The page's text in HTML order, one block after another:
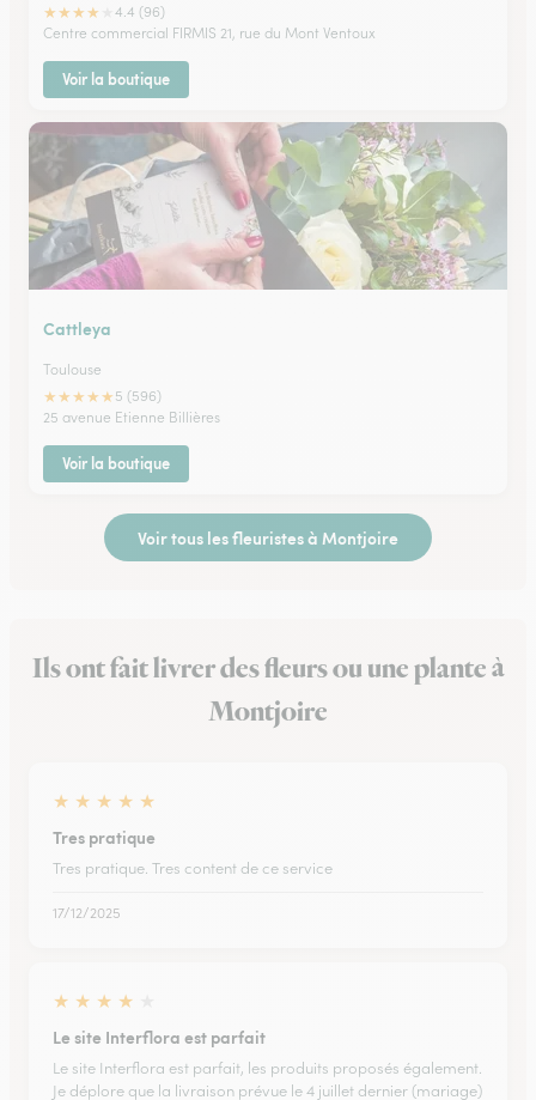
★★★★
4.4 (96)
Centre commercial FIRMIS 21, rue du Mont Ventoux
Voir la boutique
Cattleya
Toulouse
★★★★★ 5 (596)
25 avenue Etienne Billières
Voir la boutique
Voir tous les fleuristes à Montjoire
Ils ont fait livrer des fleurs ou une plante à
Montjoire
★ ★ ★ ★ ★
Tres pratique
Tres pratique. Tres content de ce service
17/12/2025
★ ★ ★ ★
Le site Interflora est parfait
Le site Interflora est parfait, les produits proposés également.
Je déplore que la livraison prévue le 4 juillet dernier (mariage)